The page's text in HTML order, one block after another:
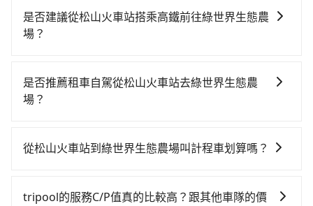
是否建議從松山火車站搭乘高鐵前往綠世界生態農
場？
貴、費時、轉車麻煩！從最早06:26一直到23:00，台北-
新竹一天最多有61班次高鐵可搭乘。假設從松山火車站
進站、現場購票並於月台排隊的時間約25分鐘，再乘坐
的計程車，搭上小黃後約花37分鐘、車費700元後，抵
是否推薦租車自駕從松山火車站去綠世界生態農
場？
時不需要閉目養神（因為要自己開車），最重要的是你
$115~205承租小轎車，每公里再額外加收$3.2，從松山
從松山火車站到綠世界生態農場叫計程車划算嗎？
灣大車隊、Uber、Line Taxi、Yoxi等，如果在路邊攔不
tripool的服務C/P值真的比較高？跟其他車隊的價